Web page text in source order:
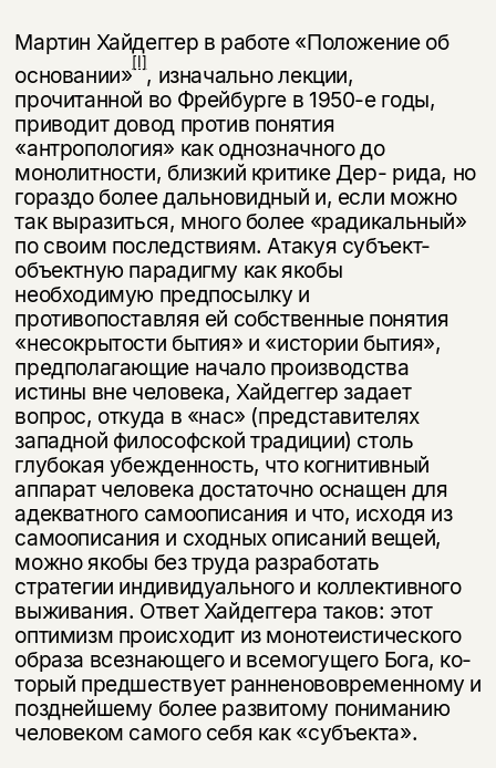
Мартин Хайдеггер в работе «Положение об
основании»[I], изначально лекции,
прочитанной во Фрейбурге в 1950-е годы,
приводит довод против понятия
«антропология» как однозначного до
монолитности, близкий критике Дер- рида, но
гораздо более дальновидный и, если можно
так выразиться, много более «радикальный»
по своим последствиям. Атакуя субъект-
объектную парадигму как якобы
необходимую предпосылку и
противопоставляя ей собст­венные понятия
«несокрытости бытия» и «истории бытия»,
предполагающие начало производства
истины вне человека, Хайдеггер задает
вопрос, откуда в «нас» (представителях
западной философской традиции) столь
глубокая убежденность, что когнитивный
аппарат человека достаточно оснащен для
адекватного самоописания и что, исходя из
самоописания и сходных описа­ний вещей,
можно якобы без труда разработать
стратегии индивидуального и коллективного
выживания. Ответ Хайдеггера таков: этот
оптимизм про­исходит из монотеистического
образа всезнающего и всемогущего Бога, ко­
торый предшествует ранненововременному и
позднейшему более развитому пониманию
человеком самого себя как «субъекта».